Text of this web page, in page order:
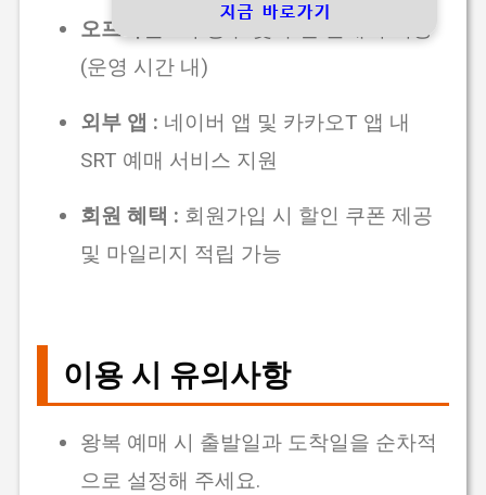
오프라인 :
역 창구 및 무인 발매기 이용
(운영 시간 내)
외부 앱 : 네이버 앱 및 카카오T 앱 내
SRT 예매 서비스 지원
회원 혜택 : 회원가입 시 할인 쿠폰 제공
및 마일리지 적립 가능
이용 시 유의사항
왕복 예매 시 출발일과 도착일을 순차적
으로 설정해 주세요.
지금 바로가기